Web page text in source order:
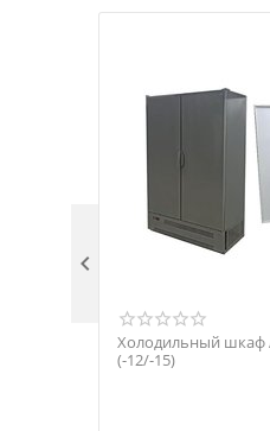
Холодильный шкаф
(-12/-15)
